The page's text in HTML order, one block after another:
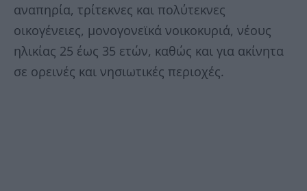
αναπηρία, τρίτεκνες και πολύτεκνες
οικογένειες, μονογονεϊκά νοικοκυριά, νέους
ηλικίας 25 έως 35 ετών, καθώς και για ακίνητα
σε ορεινές και νησιωτικές περιοχές.